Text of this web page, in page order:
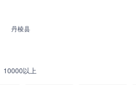
丹棱县
10000以上